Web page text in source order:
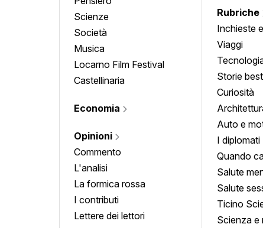
Scienze
Società
Musica
Locarno Film Festival
Castellinaria
Economia
Opinioni
Commento
L'analisi
La formica rossa
I contributi
Lettere dei lettori
Rubriche
Inchieste e
Viaggi
Storie
Curiosità
Auto e
I diplomati
Quando
Salute
Salute
Ticino
Scienza e